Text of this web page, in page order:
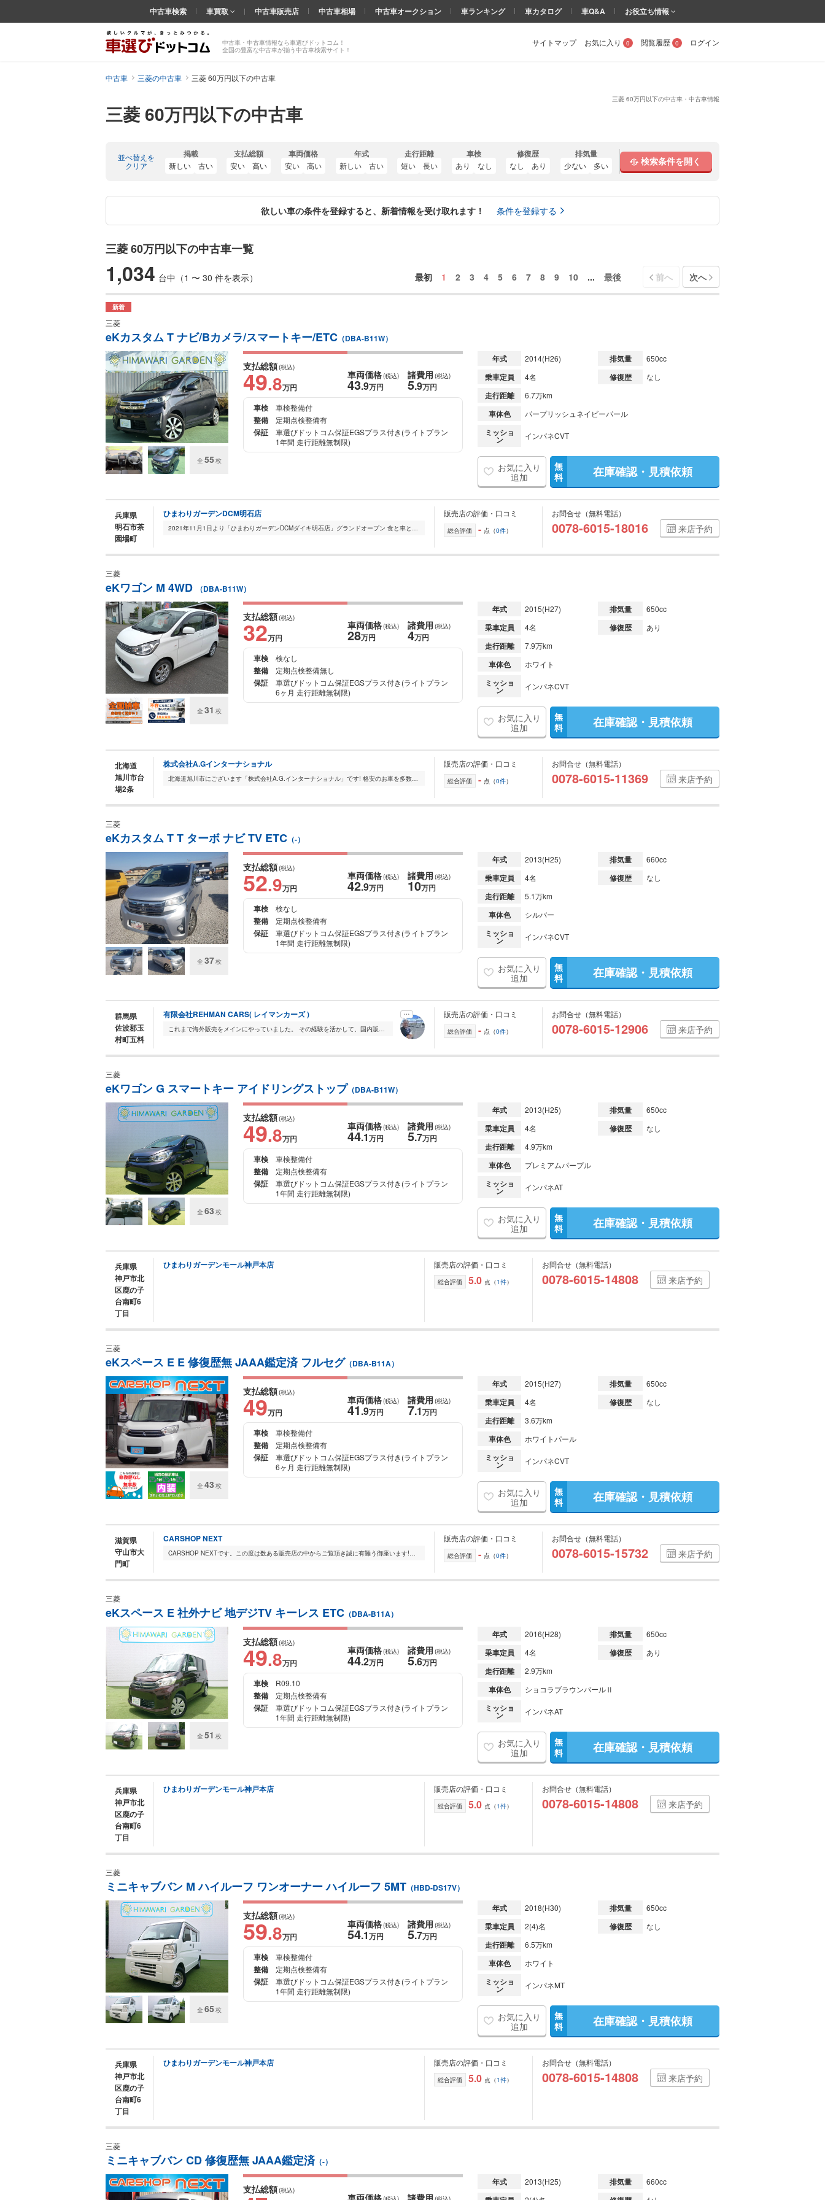
三菱 60万円以下の中古車・中古車情報
三菱 60万円以下の中古車
中古車・中古車情報なら車選びドットコム！
全国の豊富な中古車が揃う中古車検索サイト！
サイトマップ お気に入り 0 閲覧履歴 0 ログイン
中古車検索 車買取 中古車販売店 中古車相場 中古車オークション 車ランキング 車カタログ 車Q&A お役立ち情報
中古車 三菱の中古車 三菱 60万円以下の中古車
並べ替えを
クリア
掲載
新しい 古い
支払総額
安い 高い
車両価格
安い 高い
年式
新しい 古い
走行距離
短い 長い
車検
あり なし
修復歴
なし あり
排気量
少ない 多い 検索条件を開く
欲しい車の条件を登録すると、新着情報を受け取れます！ 条件を登録する
三菱 60万円以下の中古車一覧
1,034 台中（1 〜 30 件を表示） 最初 1 2 3 4 5 6 7 8 9 10 ... 最後 前へ 次へ
新着
三菱
eKカスタム T ナビ/Bカメラ/スマートキー/ETC （DBA-B11W）
全 55枚
支払総額(税込)
49.8万円
車両価格(税込)
43.9万円
諸費用 (税込)
5.9万円
車検
車検整備付
整備 定期点検整備有
保証
車選びドットコム保証EGSプラス付き(ライトプラン
1年間 走行距離無制限)
年式 2014(H26) 排気量 650cc
乗車定員 4名 修復歴 なし
走行距離 6.7万km
車体色 パープリッシュネイビーパール
ミッショ
ン インパネCVT
お気に入り
追加
無
料
在庫確認・見積依頼
兵庫県
明石市茶
園場町
ひまわりガーデンDCM明石店
2021年11月1日より「ひまわりガーデンDCMダイキ明石店」グランドオープン 食と車とアウトドアのお庭のコンセプトのお店。 軽キャンピンカーちょいCANや軽ハイトワゴン...
販売店の評価・口コミ
総合評価 - 点（0件）
お問合せ（無料電話）
0078-6015-18016 来店予約
三菱
eKワゴン M 4WD （DBA-B11W）
全 31 枚
支払総額(税込)
32万円
車両価格(税込)
28万円
諸費用 (税込)
4万円
車検
検なし
整備 定期点検整備無し
保証
車選びドットコム保証EGSプラス付き(ライトプラン
6ヶ月 走行距離無制限)
年式 2015(H27) 排気量 650cc
乗車定員 4名 修復歴 あり
走行距離 7.9万km
車体色 ホワイト
ミッショ
ン インパネCVT
お気に入り
追加
無
料
在庫確認・見積依頼
北海道
旭川市台
場2条
株式会社A.Gインターナショナル
北海道旭川市にございます「株式会社A.G.インターナショナル」です! 格安のお車を多数ラインナップ!道内遠方納車も大歓迎です! 旭川から150キロまでは納車陸送費用無料!...
販売店の評価・口コミ
総合評価 - 点（0件）
お問合せ（無料電話）
0078-6015-11369 来店予約
三菱
eKカスタム T T ターボ ナビ TV ETC （-）
全 37枚
支払総額(税込)
52.9万円
車両価格(税込)
42.9万円
諸費用 (税込)
10万円
車検
検なし
整備 定期点検整備有
保証
車選びドットコム保証EGSプラス付き(ライトプラン
1年間 走行距離無制限)
年式 2013(H25) 排気量 660cc
乗車定員 4名 修復歴 なし
走行距離 5.1万km
車体色 シルバー
ミッショ
ン インパネCVT
お気に入り
追加
無
料
在庫確認・見積依頼
群馬県
佐波郡玉
村町五料
有限会社REHMAN CARS( レイマンカーズ )
これまで海外販売をメインにやっていました。 その経験を活かして、国内販売にも挑戦しています! お客様のご希望にあったお車を全国から探すことを得意としていますの...
販売店の評価・口コミ
総合評価 - 点（0件）
お問合せ（無料電話）
0078-6015-12906 来店予約
三菱
eKワゴン G スマートキー アイドリングストップ （DBA-B11W）
全 63 枚
支払総額(税込)
49.8万円
車両価格(税込)
44.1万円
諸費用 (税込)
5.7万円
車検
車検整備付
整備 定期点検整備有
保証
車選びドットコム保証EGSプラス付き(ライトプラン
1年間 走行距離無制限)
年式 2013(H25) 排気量 650cc
乗車定員 4名 修復歴 なし
走行距離 4.9万km
車体色 プレミアムパープル
ミッショ
ン インパネAT
お気に入り
追加
無
料
在庫確認・見積依頼
兵庫県
神戸市北
区鹿の子
台南町6
丁目
ひまわりガーデンモール神戸本店 販売店の評価・口コミ
総合評価 5.0 点（1件）
お問合せ（無料電話）
0078-6015-14808 来店予約
三菱
eKスペース E E 修復歴無 JAAA鑑定済 フルセグ（DBA-B11A）
全 43 枚
支払総額(税込)
49万円
車両価格(税込)
41.9万円
諸費用 (税込)
7.1万円
車検
車検整備付
整備 定期点検整備有
保証
車選びドットコム保証EGSプラス付き(ライトプラン
6ヶ月 走行距離無制限)
年式 2015(H27) 排気量 650cc
乗車定員 4名 修復歴 なし
走行距離 3.6万km
車体色 ホワイトパール
ミッショ
ン インパネCVT
お気に入り
追加
無
料
在庫確認・見積依頼
滋賀県
守山市大
門町
CARSHOP NEXT
CARSHOP NEXTです。この度は数ある販売店の中からご覧頂き誠に有難う御座います!当店では、お客様に車両の状態を納得、安心して頂けますように、全車、JAAA査定済となっ...
販売店の評価・口コミ
総合評価 - 点（0件）
お問合せ（無料電話）
0078-6015-15732 来店予約
三菱
eKスペース E 社外ナビ 地デジTV キーレス ETC （DBA-B11A）
全 51 枚
支払総額(税込)
49.8万円
車両価格(税込)
44.2万円
諸費用 (税込)
5.6万円
車検
R09.10
整備 定期点検整備有
保証
車選びドットコム保証EGSプラス付き(ライトプラン
1年間 走行距離無制限)
年式 2016(H28) 排気量 650cc
乗車定員 4名 修復歴 あり
走行距離 2.9万km
車体色 ショコラブラウンパールⅡ
ミッショ
ン インパネAT
お気に入り
追加
無
料
在庫確認・見積依頼
兵庫県
神戸市北
区鹿の子
台南町6
丁目
ひまわりガーデンモール神戸本店 販売店の評価・口コミ
総合評価 5.0 点（1件）
お問合せ（無料電話）
0078-6015-14808 来店予約
三菱
ミニキャブバン M ハイルーフ ワンオーナー ハイルーフ 5MT （HBD-DS17V）
全 65枚
支払総額(税込)
59.8万円
車両価格(税込)
54.1万円
諸費用 (税込)
5.7万円
車検
車検整備付
整備 定期点検整備有
保証
車選びドットコム保証EGSプラス付き(ライトプラン
1年間 走行距離無制限)
年式 2018(H30) 排気量 650cc
乗車定員 2(4)名 修復歴 なし
走行距離 6.5万km
車体色 ホワイト
ミッショ
ン インパネMT
お気に入り
追加
無
料
在庫確認・見積依頼
兵庫県
神戸市北
区鹿の子
台南町6
丁目
ひまわりガーデンモール神戸本店 販売店の評価・口コミ
総合評価 5.0 点（1件）
お問合せ（無料電話）
0078-6015-14808 来店予約
三菱
ミニキャブバン CD 修復歴無 JAAA鑑定済（-）
支払総額(税込)
車両価格 諸費用
年式 2013(H25) 排気量 660cc